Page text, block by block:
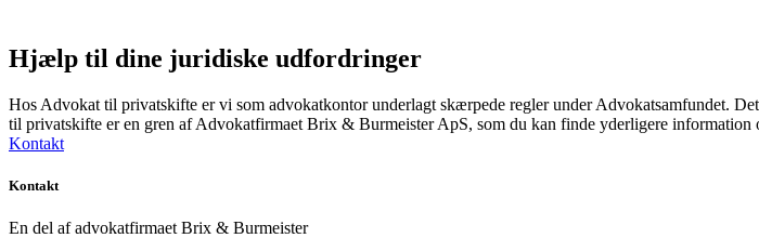
Hjælp til dine juridiske udfordringer
Hos Advokat til privatskifte er vi som advokatkontor underlagt skærpede regler under Advokatsamfundet.
til privatskifte er en gren af Advokatfirmaet Brix & Burmeister ApS, som du kan finde yderligere
Kontakt
Kontakt
En del af advokatfirmaet Brix & Burmeister